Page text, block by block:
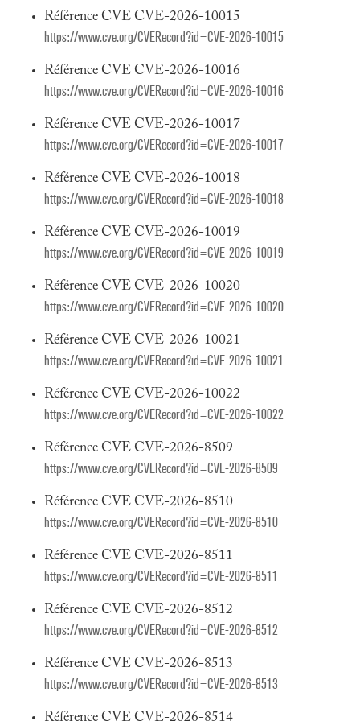
Référence CVE CVE-2026-10015
https://www.cve.org/CVERecord?id=CVE-2026-10015
Référence CVE CVE-2026-10016
https://www.cve.org/CVERecord?id=CVE-2026-10016
Référence CVE CVE-2026-10017
https://www.cve.org/CVERecord?id=CVE-2026-10017
Référence CVE CVE-2026-10018
https://www.cve.org/CVERecord?id=CVE-2026-10018
Référence CVE CVE-2026-10019
https://www.cve.org/CVERecord?id=CVE-2026-10019
Référence CVE CVE-2026-10020
https://www.cve.org/CVERecord?id=CVE-2026-10020
Référence CVE CVE-2026-10021
https://www.cve.org/CVERecord?id=CVE-2026-10021
Référence CVE CVE-2026-10022
https://www.cve.org/CVERecord?id=CVE-2026-10022
Référence CVE CVE-2026-8509
https://www.cve.org/CVERecord?id=CVE-2026-8509
Référence CVE CVE-2026-8510
https://www.cve.org/CVERecord?id=CVE-2026-8510
Référence CVE CVE-2026-8511
https://www.cve.org/CVERecord?id=CVE-2026-8511
Référence CVE CVE-2026-8512
https://www.cve.org/CVERecord?id=CVE-2026-8512
Référence CVE CVE-2026-8513
https://www.cve.org/CVERecord?id=CVE-2026-8513
Référence CVE CVE-2026-8514